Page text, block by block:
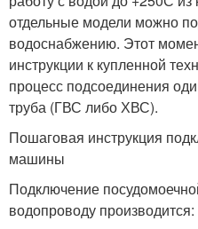
отдельные модели можно
водоснабжению. Этот
инструкции к купленной
процесс подсоединения
труба (ГВС либо ХВС).
Пошаговая инструкция
машины
Подключение
водопроводу производится: